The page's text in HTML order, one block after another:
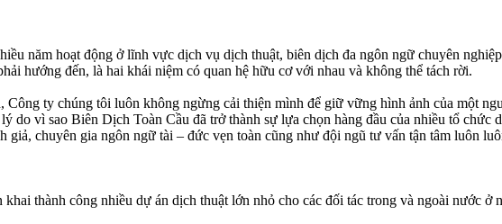
năm hoạt động ở lĩnh vực dịch vụ dịch thuật, biên dịch đa ngôn ngữ chuyên
hướng đến, là hai khái niệm có quan hệ hữu cơ với nhau và không thể tách rời.
Công ty chúng tôi luôn không ngừng cải thiện mình để giữ vững hình ảnh của một
do vì sao Biên Dịch Toàn Cầu đã trở thành sự lựa chọn hàng đầu của nhiều tổ
chuyên gia ngôn ngữ tài – đức vẹn toàn cũng như đội ngũ tư vấn tận tâm luôn
thành công nhiều dự án dịch thuật lớn nhỏ cho các đối tác trong và ngoài nước ở